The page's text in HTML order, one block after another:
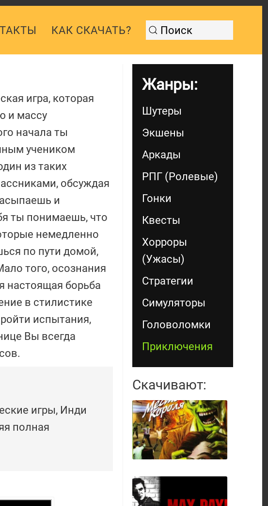
КАК СКАЧАТЬ?
игра, которая
и массу
начала ты
учеником
из таких
обсуждая
и
ты понимаешь, что
немедленно
по пути домой,
того, осознания
настоящая борьба
в стилистике
испытания,
Вы всегда
игры, Инди
полная
Жанры:
Шутеры
Экшены
Аркады
РПГ (Ролевые)
Гонки
Квесты
Хорроры
(Ужасы)
Стратегии
Симуляторы
Головоломки
Приключения
Скачивают: